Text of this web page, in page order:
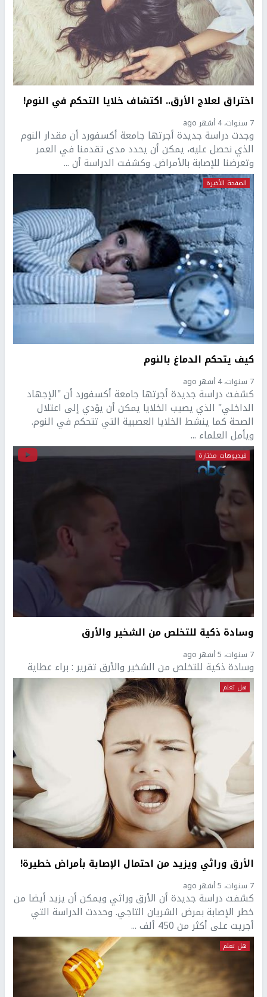
اختراق لعلاج الأرق.. اكتشاف خلايا التحكم في النوم!
7 سنوات، 4 أشهر ago
وجدت دراسة جديدة أجرتها جامعة أكسفورد أن مقدار النوم
الذي نحصل عليه، يمكن أن يحدد مدى تقدمنا في العمر
وتعرضنا للإصابة بالأمراض. وكشفت الدراسة أن ...
الصفحة الأخيرة
كيف يتحكم الدماغ بالنوم
7 سنوات، 4 أشهر ago
كشفت دراسة جديدة أجرتها جامعة أكسفورد أن "الإجهاد
الداخلي" الذي يصيب الخلايا يمكن أن يؤدي إلى اعتلال
الصحة كما ينشط الخلايا العصبية التي تتحكم في النوم.
ويأمل العلماء ...
فيديوهات مختارة
وسادة ذكية للتخلص من الشخير والأرق
7 سنوات، 5 أشهر ago
وسادة ذكية للتخلص من الشخير والأرق تقرير : براء عطاية
هل تعلم
الأرق وراثي ويزيد من احتمال الإصابة بأمراض خطيرة!
7 سنوات، 5 أشهر ago
كشفت دراسة جديدة أن الأرق وراثي ويمكن أن يزيد أيضا من
خطر الإصابة بمرض الشريان التاجي. وحددت الدراسة التي
أجريت على أكثر من 450 ألف ...
هل تعلم